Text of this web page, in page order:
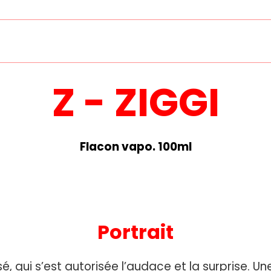
Z - ZIGGI
Flacon vapo. 100ml
Portrait
qui s’est autorisée l’audace et la surprise.